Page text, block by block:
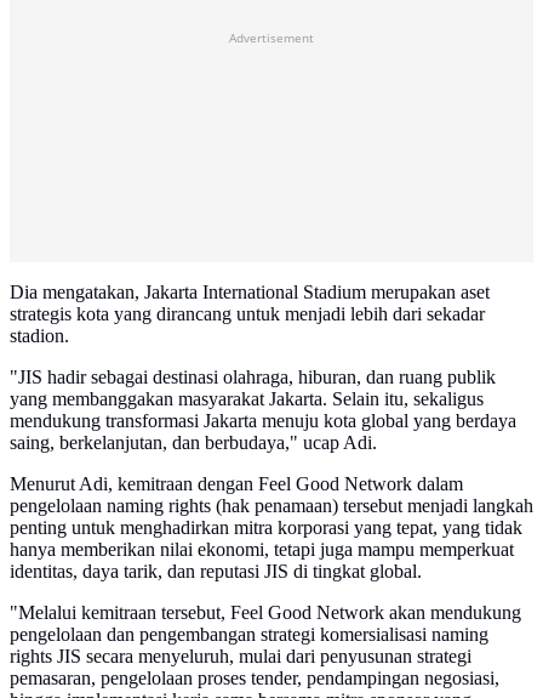
Advertisement
Dia mengatakan, Jakarta International Stadium merupakan aset
strategis kota yang dirancang untuk menjadi lebih dari sekadar
stadion.
"JIS hadir sebagai destinasi olahraga, hiburan, dan ruang publik
yang membanggakan masyarakat Jakarta. Selain itu, sekaligus
mendukung transformasi Jakarta menuju kota global yang berdaya
saing, berkelanjutan, dan berbudaya," ucap Adi.
Menurut Adi, kemitraan dengan Feel Good Network dalam
pengelolaan naming rights (hak penamaan) tersebut menjadi langkah
penting untuk menghadirkan mitra korporasi yang tepat, yang tidak
hanya memberikan nilai ekonomi, tetapi juga mampu memperkuat
identitas, daya tarik, dan reputasi JIS di tingkat global.
"Melalui kemitraan tersebut, Feel Good Network akan mendukung
pengelolaan dan pengembangan strategi komersialisasi naming
rights JIS secara menyeluruh, mulai dari penyusunan strategi
pemasaran, pengelolaan proses tender, pendampingan negosiasi,